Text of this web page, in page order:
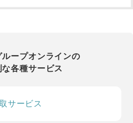
ープオンラインの
な各種サービス
サービス